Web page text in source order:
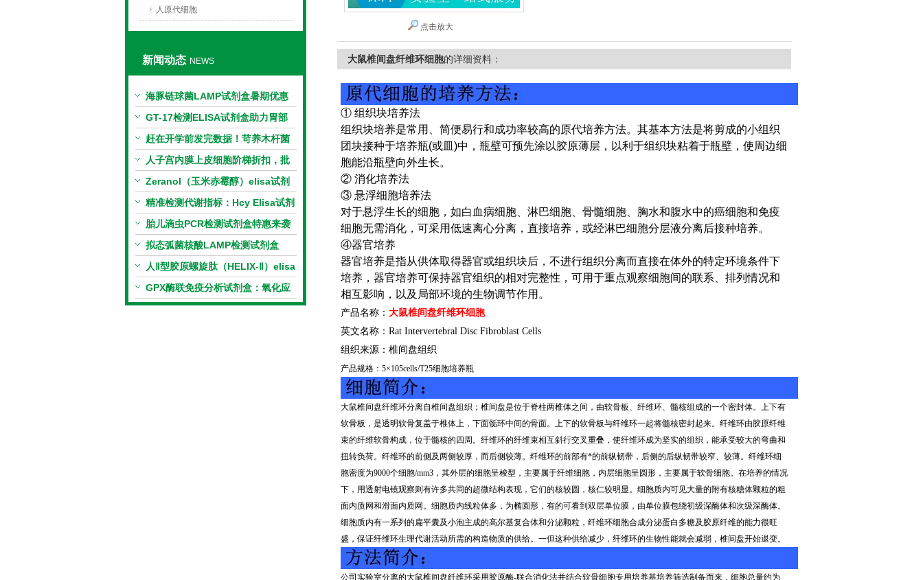
人原代细胞
新闻动态 NEWS
海豚链球菌LAMP试剂盒暑期优惠
GT-17检测ELISA试剂盒助力胃部
相关指标样本定量研究
赶在开学前发完数据！苛养木杆菌
PCR检测试剂盒暑假优惠开启
人子宫内膜上皮细胞阶梯折扣，批
量更划算
Zeranol（玉米赤霉醇）elisa试剂
盒特惠
精准检测代谢指标：Hcy Elisa试剂
盒的科研应用与技术特点
胎儿滴虫PCR检测试剂盒特惠来袭
拟态弧菌核酸LAMP检测试剂盒
（恒温荧光法）新品上市优惠活动
人Ⅱ型胶原螺旋肽（HELIX-Ⅱ）elisa
试剂盒科研优惠活动开启
GPX酶联免疫分析试剂盒：氧化应
激研究精准检测工具
点击放大
大鼠椎间盘纤维环细胞的详细资料：
① 组织块培养法
组织块培养是常用、简便易行和成功率较高的原代培养方法。其基本方法是将剪成的小组织
团块接种于培养瓶(或皿)中，瓶壁可预先涂以胶原薄层，以利于组织块粘着于瓶壁，使周边细
胞能沿瓶壁向外生长。
② 消化培养法
③ 悬浮细胞培养法
对于悬浮生长的细胞，如白血病细胞、淋巴细胞、骨髓细胞、胸水和腹水中的癌细胞和免疫
细胞无需消化，可采用低速离心分离，直接培养，或经淋巴细胞分层液分离后接种培养。
④器官培养
器官培养是指从供体取得器官或组织块后，不进行组织分离而直接在体外的特定环境条件下
培养，器官培养可保持器官组织的相对完整性，可用于重点观察细胞间的联系、排列情况和
相互影响，以及局部环境的生物调节作用。
产品名称： 大鼠椎间盘纤维环细胞
英文名称： Rat Intervertebral Disc Fibroblast Cells
组织来源： 椎间盘组织
产品规格： 5×105cells/T25细胞培养瓶
大鼠椎间盘纤维环分离自椎间盘组织；椎间盘是位于脊柱两椎体之间，由软骨板、纤维环、髓核组成的一个密封体。上下有
软骨板，是透明软骨复盖于椎体上，下面骺环中间的骨面。上下的软骨板与纤维环一起将髓核密封起来。纤维环由胶原纤维
束的纤维软骨构成，位于髓核的四周。纤维环的纤维束相互斜行交叉重叠，使纤维环成为坚实的组织，能承受较大的弯曲和
扭转负荷。纤维环的前侧及两侧较厚，而后侧较薄。纤维环的前部有*的前纵韧带，后侧的后纵韧带较窄、较薄。纤维环细
胞密度为9000个细胞/mm3 ，其外层的细胞呈梭型，主要属于纤维细胞，内层细胞呈圆形，主要属于软骨细胞。在培养的情况
下，用透射电镜观察则有许多共同的超微结构表现，它们的核较圆，核仁较明显。细胞质内可见大量的附有核糖体颗粒的粗
面内质网和滑面内质网。细胞质内线粒体多，为椭圆形，有的可看到双层单位膜，由单位膜包绕初级深酶体和次级深酶体。
细胞质内有一系列的扁平囊及小泡主成的高尔基复合体和分泌颗粒，纤维环细胞合成分泌蛋白多糖及胶原纤维的能力很旺
盛，保证纤维环生理代谢活动所需的构造物质的供给。一但这种供给减少，纤维环的生物性能就会减弱，椎间盘开始退变。
公司实验室分离的大鼠椎间盘纤维环采用胶原酶-联合消化法并结合软骨细胞专用培养基培养筛选制备而来，细胞总量约为